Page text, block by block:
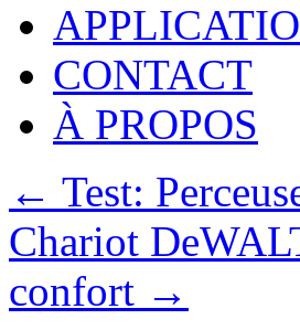
CONTACT
À PROPOS
← Test:
Chariot
confort →